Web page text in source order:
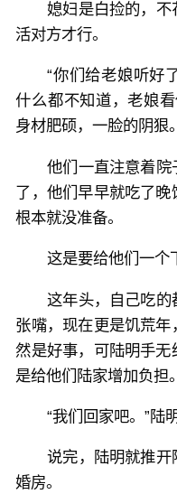
媳妇是白捡的，
活对方才行。
“你们给老娘听好
什么都不知道，老娘看
身材肥硕，一脸的阴狠。
他们一直注意着
了，他们早早就吃了
根本就没准备。
这是要给他们一个
这年头，自己吃
张嘴，现在更是饥荒
然是好事，可陆明手
是给他们陆家增加负担。
“我们回家吧。”陆
说完，陆明就推
婚房。